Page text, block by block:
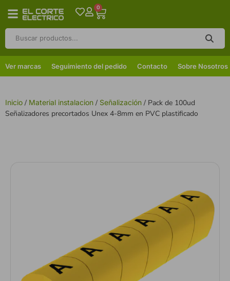
0
Ver marcas Seguimiento del pedido Contacto Sobre Nosotros
Inicio / Material instalacion / Señalización / Pack de 100ud
Señalizadores precortados Unex 4-8mm en PVC plastificado